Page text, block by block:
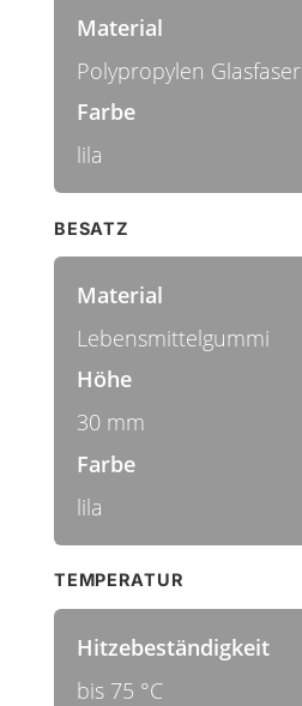
Material
Polypropylen Glasfaser
Farbe
lila
BESATZ
Material
Lebensmittelgummi
Höhe
30 mm
Farbe
lila
TEMPERATUR
Hitzebeständigkeit
bis 75 °C